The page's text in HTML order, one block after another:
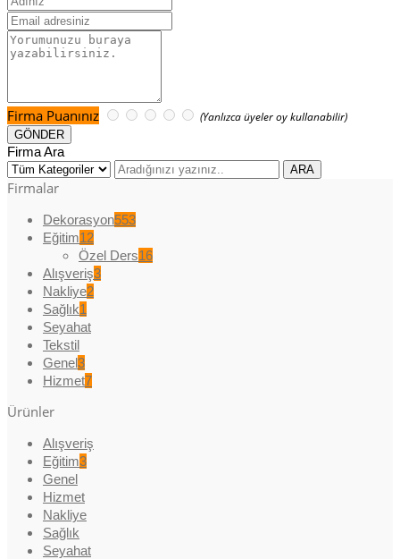
Firma Puanınız (Yanlızca üyeler oy kullanabilir)
Firma Ara
Firmalar
Dekorasyon553
Eğitim12
Özel Ders16
Alışveriş3
Nakliye2
Sağlık1
Seyahat
Tekstil
Genel3
Hizmet7
Ürünler
Alışveriş
Eğitim3
Genel
Hizmet
Nakliye
Sağlık
Seyahat